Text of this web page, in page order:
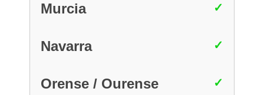
Murcia
Navarra
Orense / Ourense